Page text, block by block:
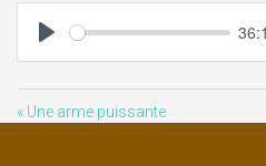
« Une arme puissante